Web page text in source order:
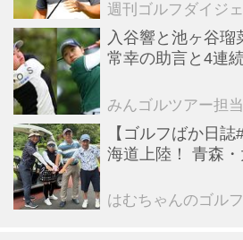
週刊ゴルフダイジ
入谷響と池ヶ谷瑠
常幸の助言と4連
みんゴルツアー担当
【ゴルフばか日
海道上陸！ 青森
はむちゃんのゴル